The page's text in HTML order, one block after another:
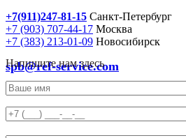
+7(911)247-81-15 Санкт-Петербург
+7 (903) 707-44-17 Москва
+7 (383) 213-01-09 Новосибирск
spb@ref-service.com
Напишите нам здесь